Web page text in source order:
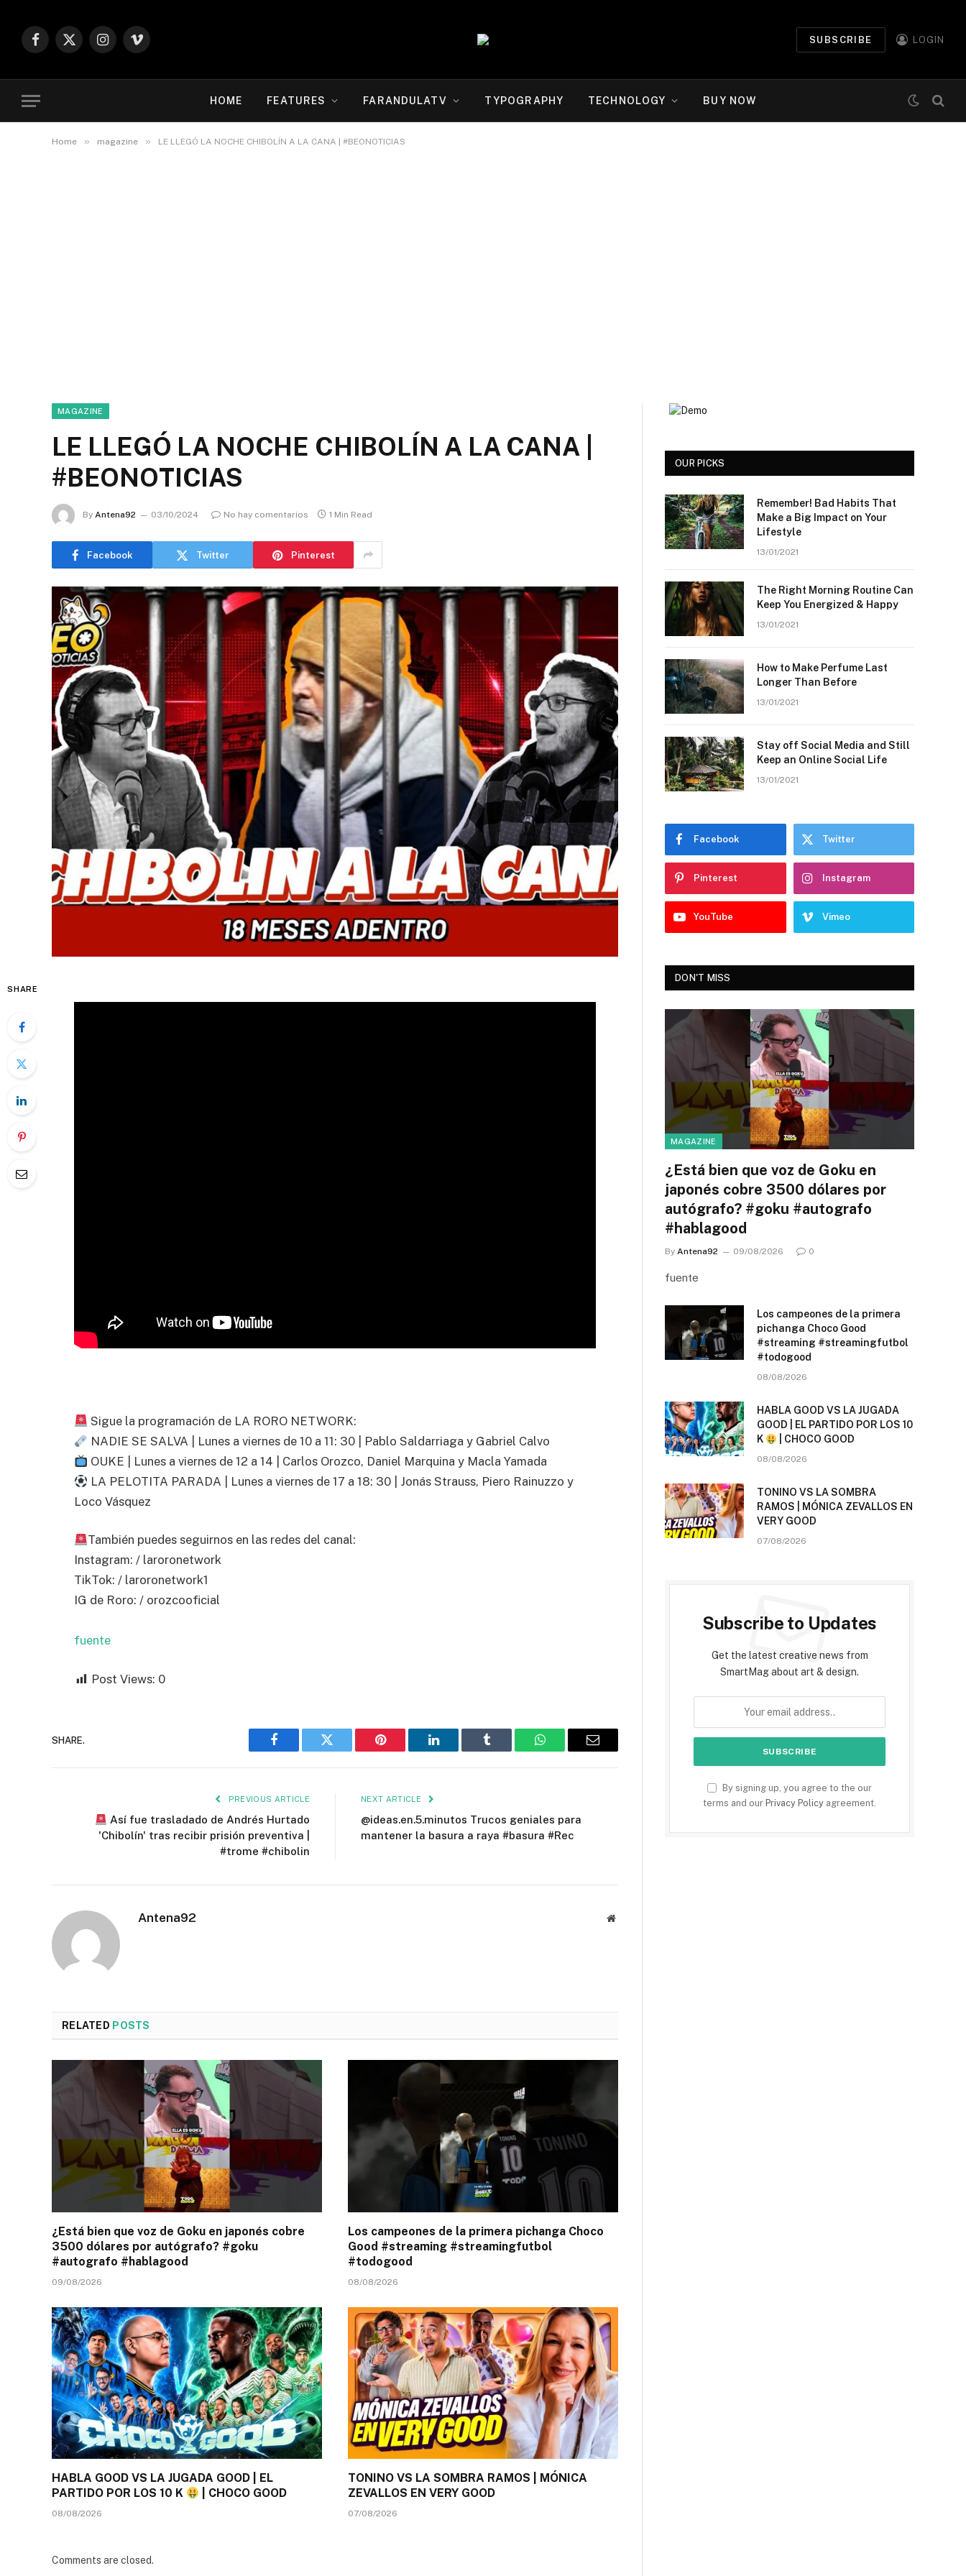
Facebook
X
Instagram
Vimeo
SUBSCRIBE LOGIN
HOME FEATURES FARANDULATV TYPOGRAPHY TECHNOLOGY BUY NOW
Home » magazine » LE LLEGÓ LA NOCHE CHIBOLÍN A LA CANA | #BEONOTICIAS
MAGAZINE
LE LLEGÓ LA NOCHE CHIBOLÍN A LA CANA |
#BEONOTICIAS
By Antena92 03/10/2024 No hay comentarios 1 Min Read
Facebook Twitter Pinterest
SHARE
Sigue la programación de LA RORO NETWORK:
NADIE SE SALVA | Lunes a viernes de 10 a 11: 30 | Pablo Saldarriaga y Gabriel Calvo
OUKE | Lunes a viernes de 12 a 14 | Carlos Orozco, Daniel Marquina y Macla Yamada
LA PELOTITA PARADA | Lunes a viernes de 17 a 18: 30 | Jonás Strauss, Piero Rainuzzo y
Loco Vásquez
También puedes seguirnos en las redes del canal:
Instagram: / laroronetwork
TikTok: / laroronetwork1
IG de Roro: / orozcooficial
fuente
Post Views: 0
SHARE.
Facebook Twitter Pinterest LinkedIn Tumblr WhatsAppEmail
PREVIOUS ARTICLE
Así fue trasladado de Andrés Hurtado
'Chibolín' tras recibir prisión preventiva |
#trome #chibolin
NEXT ARTICLE
@ideas.en.5.minutos Trucos geniales para
mantener la basura a raya #basura #Rec
Antena92 Website
RELATED POSTS
¿Está bien que voz de Goku en japonés cobre
3500 dólares por autógrafo? #goku
#autografo #hablagood
09/08/2026
Los campeones de la primera pichanga Choco
Good #streaming #streamingfutbol
#todogood
08/08/2026
HABLA GOOD VS LA JUGADA GOOD | EL
PARTIDO POR LOS 10 K
| CHOCO GOOD
08/08/2026
TONINO VS LA SOMBRA RAMOS | MÓNICA
ZEVALLOS EN VERY GOOD
07/08/2026
Comments are closed.
OUR PICKS
Remember! Bad Habits That
Make a Big Impact on Your
Lifestyle
13/01/2021
The Right Morning Routine Can
Keep You Energized & Happy
13/01/2021
How to Make Perfume Last
Longer Than Before
13/01/2021
Stay off Social Media and Still
Keep an Online Social Life
13/01/2021
Facebook Twitter
Pinterest Instagram
YouTube Vimeo
DON'T MISS
MAGAZINE
¿Está bien que voz de Goku en
japonés cobre 3500 dólares por
autógrafo? #goku #autografo
#hablagood
By Antena92 09/08/2026 0
fuente
Los campeones de la primera
pichanga Choco Good
#streaming #streamingfutbol
#todogood
08/08/2026
HABLA GOOD VS LA JUGADA
GOOD | EL PARTIDO POR LOS 10
K
| CHOCO GOOD
08/08/2026
TONINO VS LA SOMBRA
RAMOS | MÓNICA ZEVALLOS EN
VERY GOOD
07/08/2026
Subscribe to Updates
Get the latest creative news from
SmartMag about art & design.
By signing up, you agree to the our
terms and our Privacy Policy agreement.